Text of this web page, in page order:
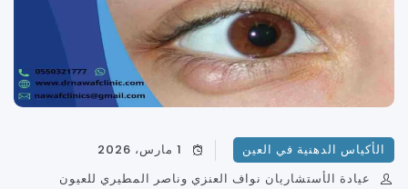
الأكياس الدهنية في العين
1 مارس، 2026
عيادة الأستشاريان نواف العنزي وناصر المطيري للعيون